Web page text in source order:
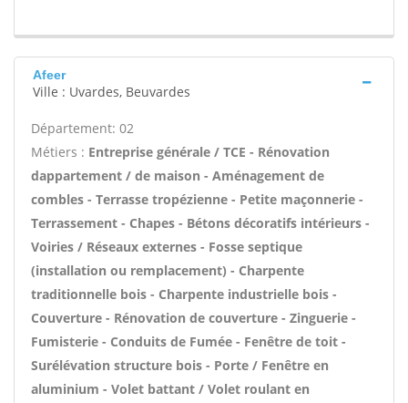
Afeer
Ville : Uvardes, Beuvardes
Département: 02
Métiers : Entreprise générale / TCE - Rénovation
dappartement / de maison - Aménagement de
combles - Terrasse tropézienne - Petite maçonnerie -
Terrassement - Chapes - Bétons décoratifs intérieurs -
Voiries / Réseaux externes - Fosse septique
(installation ou remplacement) - Charpente
traditionnelle bois - Charpente industrielle bois -
Couverture - Rénovation de couverture - Zinguerie -
Fumisterie - Conduits de Fumée - Fenêtre de toit -
Surélévation structure bois - Porte / Fenêtre en
aluminium - Volet battant / Volet roulant en